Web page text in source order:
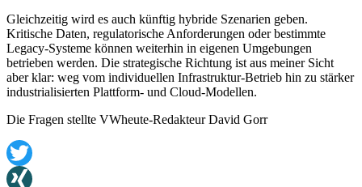
Gleichzeitig wird es auch künftig hybride Szenarien geben.
Kritische Daten, regulatorische Anforderungen oder bestimmte
Legacy-Systeme können weiterhin in eigenen Umgebungen
betrieben werden. Die strategische Richtung ist aus meiner Sicht
aber klar: weg vom individuellen Infrastruktur-Betrieb hin zu stärker
industrialisierten Plattform- und Cloud-Modellen.
Die Fragen stellte VWheute-Redakteur David Gorr
Twitter